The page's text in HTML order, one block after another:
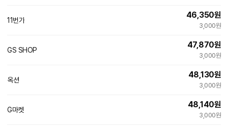
11번가
46,350원
3,000원
GS SHOP
47,870원
3,000원
옥션
48,130원
3,000원
G마켓
48,140원
3,000원